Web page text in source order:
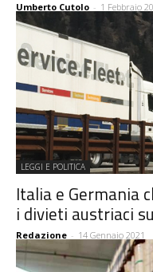
Umberto Cutolo - 1 Febbraio
LEGGI E POLITICA
Italia e Germania
i divieti austriaci
Redazione - 14 Gennaio 2021